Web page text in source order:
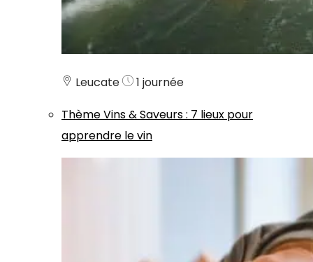
Leucate
1 journée
ThèmeVins & Saveurs: 7 lieux pour
apprendre le vin